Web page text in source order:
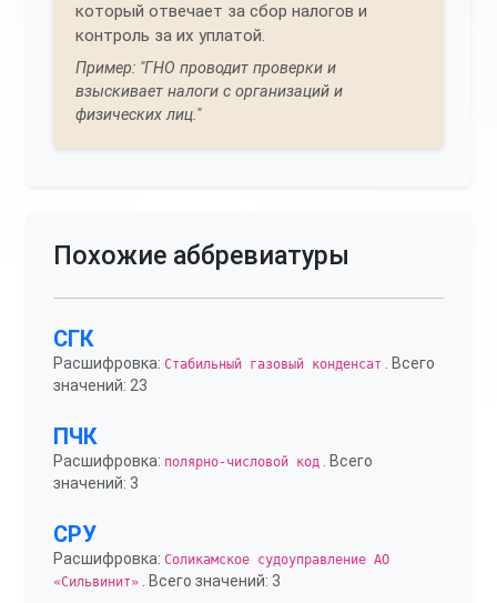
который отвечает за сбор налогов и
контроль за их уплатой.
Пример: "ГНО проводит проверки и
взыскивает налоги с организаций и
физических лиц."
Похожие аббревиатуры
СГК
Расшифровка: Стабильный газовый конденсат
. Всего
значений: 23
ПЧК
Расшифровка: полярно-числовой код . Всего
значений: 3
СРУ
Расшифровка: Соликамское судоуправление АО
«Сильвинит» . Всего значений: 3